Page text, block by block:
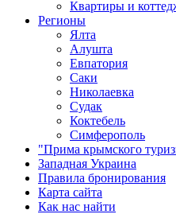
Квартиры и
Регионы
Ялта
Алушта
Евпатория
Саки
Николаевка
Судак
Коктебель
Симферополь
"Прима крымского
Западная Украина
Правила бронирования
Карта сайта
Как нас найти